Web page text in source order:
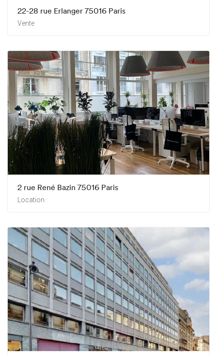
22-28 rue Erlanger 75016 Paris
Vente
2 rue René Bazin 75016 Paris
Location